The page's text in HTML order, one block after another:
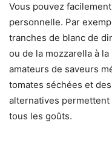
Vous pouvez
personnelle. Par
tranches de blanc de
ou de la mozzarella à
amateurs de saveurs
tomates séchées et
alternatives
tous les goûts.